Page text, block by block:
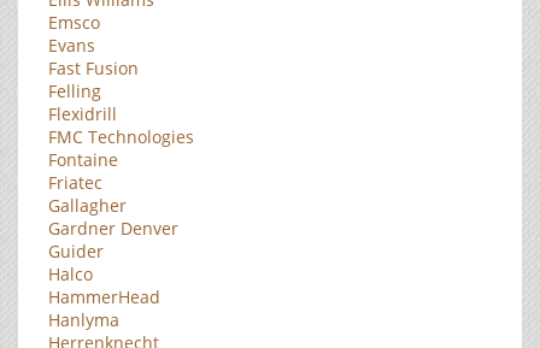
Emsco
Evans
Fast Fusion
Felling
Flexidrill
FMC Technologies
Fontaine
Friatec
Gallagher
Gardner Denver
Guider
Halco
HammerHead
Hanlyma
Herrenknecht